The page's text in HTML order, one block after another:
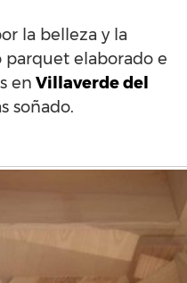
la belleza y la
elaborado e
en Villaverde del
soñado.